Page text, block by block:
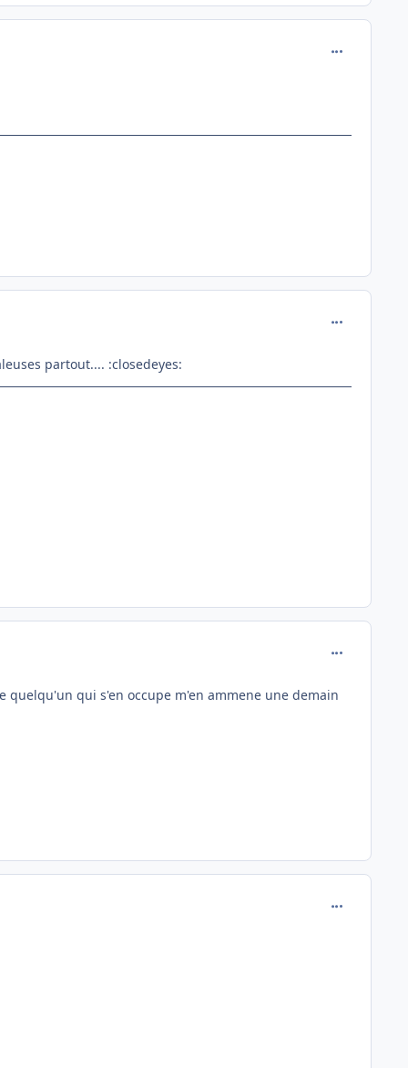
partout.... :closedeyes:
quelqu'un qui s'en occupe m'en ammene une demain